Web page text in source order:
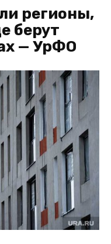
регионы,
берут
— УрФО